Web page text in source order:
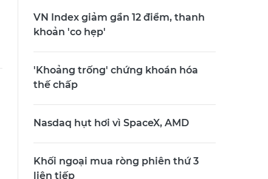
VN Index giảm gần 12 điểm, thanh
khoản 'co hẹp'
'Khoảng trống' chứng khoán hóa
thế chấp
Nasdaq hụt hơi vì SpaceX, AMD
Khối ngoại mua ròng phiên thứ 3